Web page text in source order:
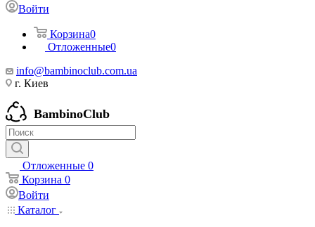
Войти
Корзина0
Отложенные0
info@bambinoclub.com.ua
г. Киев
BambinoClub
Отложенные 0
Корзина 0
Войти
Каталог